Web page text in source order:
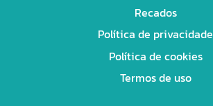
Recados
Política de privacidade
Política de cookies
Termos de uso